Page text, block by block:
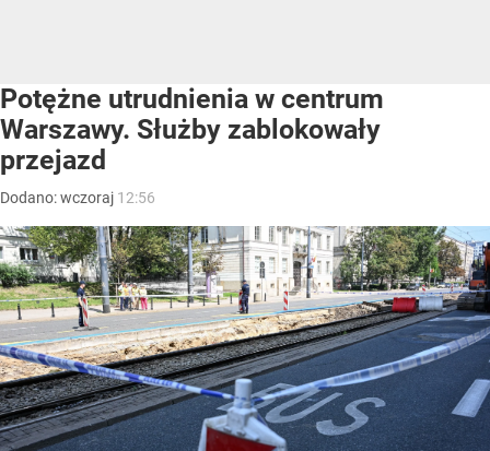
Potężne utrudnienia w centrum
Warszawy. Służby zablokowały
przejazd
Dodano:wczoraj 12:56